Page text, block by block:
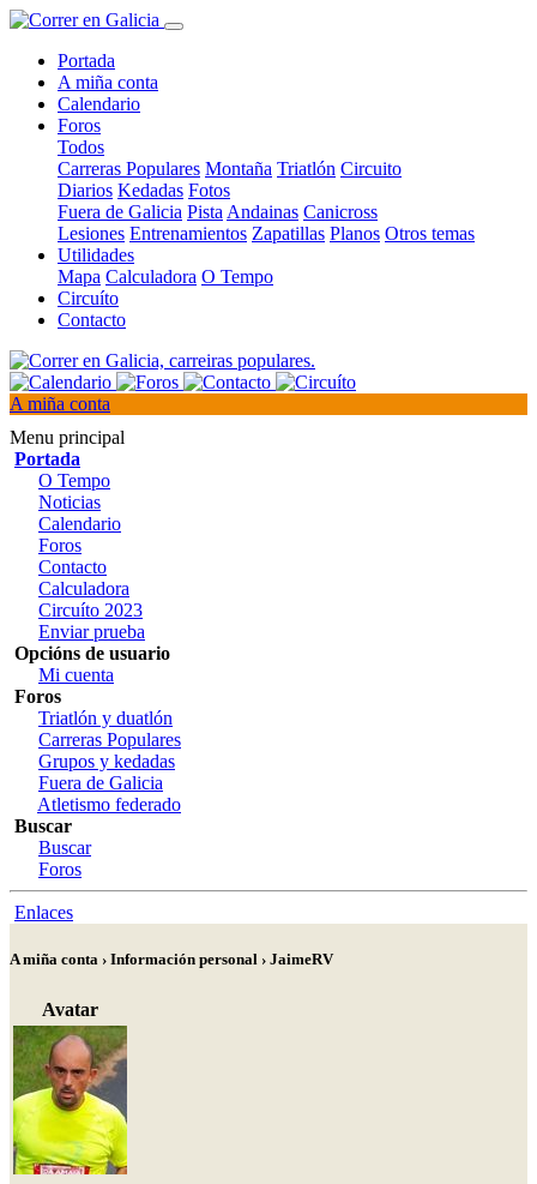
Portada
A miña conta
Calendario
Foros
Todos
Carreras Populares Montaña Triatlón Circuito
Diarios Kedadas Fotos
Fuera de Galicia Pista Andainas Canicross
Lesiones Entrenamientos Zapatillas Planos Otros temas
Utilidades
Mapa Calculadora O Tempo
Circuíto
Contacto
A miña conta
Menu principal
Portada
O Tempo
Noticias
Calendario
Foros
Contacto
Calculadora
Circuíto 2023
Enviar prueba
Opcións de usuario
Mi cuenta
Foros
Triatlón y duatlón
Carreras Populares
Grupos y kedadas
Fuera de Galicia
Atletismo federado
Buscar
Buscar
Foros
Enlaces
A miña conta › Información personal › JaimeRV
Avatar